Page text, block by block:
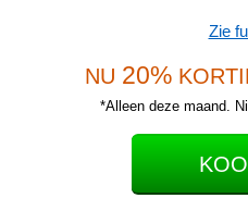
Zie
NU 20%
*Alleen deze maand.